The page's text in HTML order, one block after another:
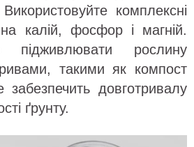
комплексні
калій, фосфор і магній.
підживлювати рослину
такими як компост
довготривалу
ґрунту.